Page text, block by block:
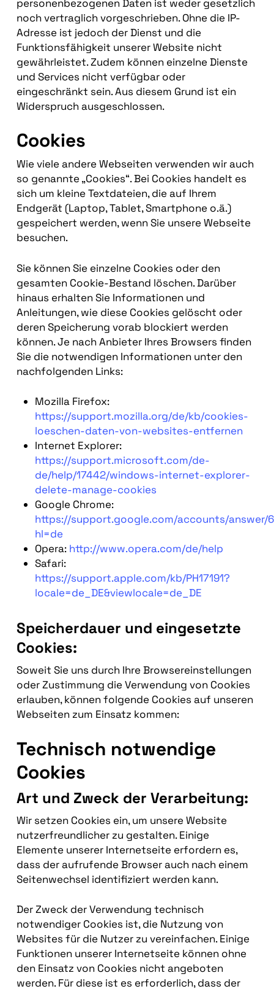
personenbezogenen Daten ist weder gesetzlich
noch vertraglich vorgeschrieben. Ohne die IP-
Adresse ist jedoch der Dienst und die
Funktionsfähigkeit unserer Website nicht
gewährleistet. Zudem können einzelne Dienste
und Services nicht verfügbar oder
eingeschränkt sein. Aus diesem Grund ist ein
Widerspruch ausgeschlossen.
Cookies
Wie viele andere Webseiten verwenden wir auch
so genannte „Cookies“. Bei Cookies handelt es
sich um kleine Textdateien, die auf Ihrem
Endgerät (Laptop, Tablet, Smartphone o.ä.)
gespeichert werden, wenn Sie unsere Webseite
besuchen.
Sie können Sie einzelne Cookies oder den
gesamten Cookie-Bestand löschen. Darüber
hinaus erhalten Sie Informationen und
Anleitungen, wie diese Cookies gelöscht oder
deren Speicherung vorab blockiert werden
können. Je nach Anbieter Ihres Browsers finden
Sie die notwendigen Informationen unter den
nachfolgenden Links:
Mozilla Firefox:
https://support.mozilla.org/de/kb/cookies-
loeschen-daten-von-websites-entfernen
Internet Explorer:
https://support.microsoft.com/de-
de/help/17442/windows-internet-explorer-
delete-manage-cookies
Google Chrome:
https://support.google.com/accounts/answer/
hl=de
Opera: http://www.opera.com/de/help
Safari:
https://support.apple.com/kb/PH17191?
locale=de_DE&viewlocale=de_DE
Speicherdauer und eingesetzte
Cookies:
Soweit Sie uns durch Ihre Browsereinstellungen
oder Zustimmung die Verwendung von Cookies
erlauben, können folgende Cookies auf unseren
Webseiten zum Einsatz kommen:
Technisch notwendige
Cookies
Art und Zweck der Verarbeitung:
Wir setzen Cookies ein, um unsere Website
nutzerfreundlicher zu gestalten. Einige
Elemente unserer Internetseite erfordern es,
dass der aufrufende Browser auch nach einem
Seitenwechsel identifiziert werden kann.
Der Zweck der Verwendung technisch
notwendiger Cookies ist, die Nutzung von
Websites für die Nutzer zu vereinfachen. Einige
Funktionen unserer Internetseite können ohne
den Einsatz von Cookies nicht angeboten
werden. Für diese ist es erforderlich, dass der